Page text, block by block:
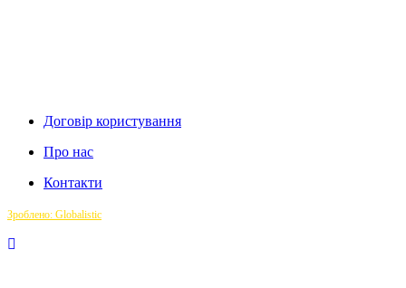
Договір користування
Про нас
Контакти
Зроблено: Globalistic